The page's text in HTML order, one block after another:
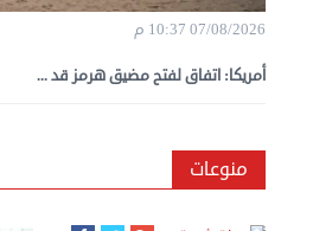
07/08/2026 10:37 م
أمريكا: اتفاق لفتح مضيق هرمز قد ...
منوعات